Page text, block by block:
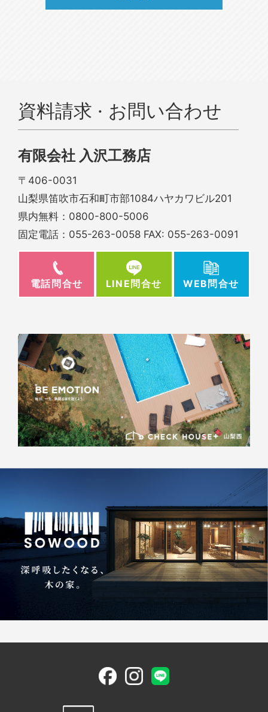
資料請求 · お問い合わせ
有限会社 入沢工務店
〒406-0031
山梨県笛吹市石和町市部1084ハヤカワビル201
県内無料： 0800-800-5006
固定電話： 055-263-0058 FAX: 055-263-0091
電話問合せ LINE問合せ WEB問合せ